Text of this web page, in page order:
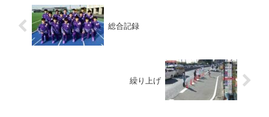
総合記録
繰り上げ